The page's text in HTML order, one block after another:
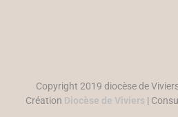
Copyright 2019 diocèse de
Création Diocèse de Viviers |